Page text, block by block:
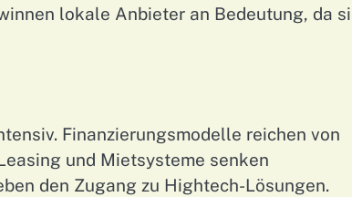
lokale Anbieter an Bedeutung, da
Finanzierungsmodelle reichen von
und Mietsysteme senken
den Zugang zu Hightech-Lösungen.